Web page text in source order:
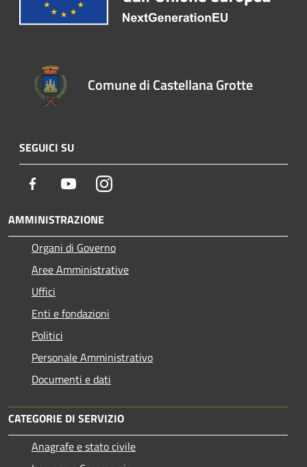
Comune di Castellana Grotte
SEGUICI SU
Facebook YoutubeInstagram
AMMINISTRAZIONE
Organi di Governo
Aree Amministrative
Uffici
Enti e fondazioni
Politici
Personale Amministrativo
Documenti e dati
CATEGORIE DI SERVIZIO
Anagrafe e stato civile